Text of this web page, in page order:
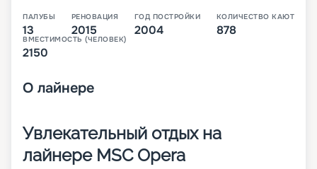
ПАЛУБЫ
13
РЕНОВАЦИЯ
2015
ГОД ПОСТРОЙКИ
2004
КОЛИЧЕСТВО КАЮТ
878
ВМЕСТИМОСТЬ (ЧЕЛОВЕК)
2150
О лайнере
Увлекательный отдых на
лайнере MSC Opera